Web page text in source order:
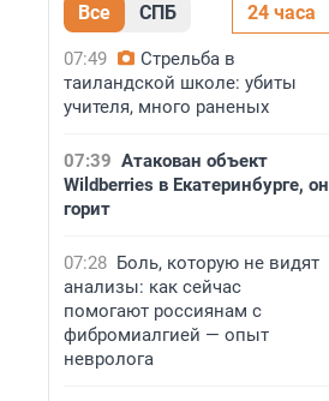
Все СПБ 24 часа
07:49
Стрельба в
таиландской школе: убиты
учителя, много раненых
07:39 Атакован объект
Wildberries в Екатеринбурге, он
горит
07:28 Боль, которую не видят
анализы: как сейчас
помогают россиянам с
фибромиалгией — опыт
невролога